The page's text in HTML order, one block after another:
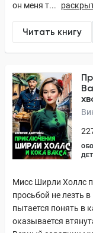
он меня т...
Читать книгу
Мисс Ширли Холлс
просьбой не лезть
пытается понять в
оказывается